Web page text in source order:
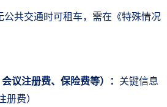
公共交通时可租车，需在《特殊情况
议注册费、保险费等）： 关键信息
册费）